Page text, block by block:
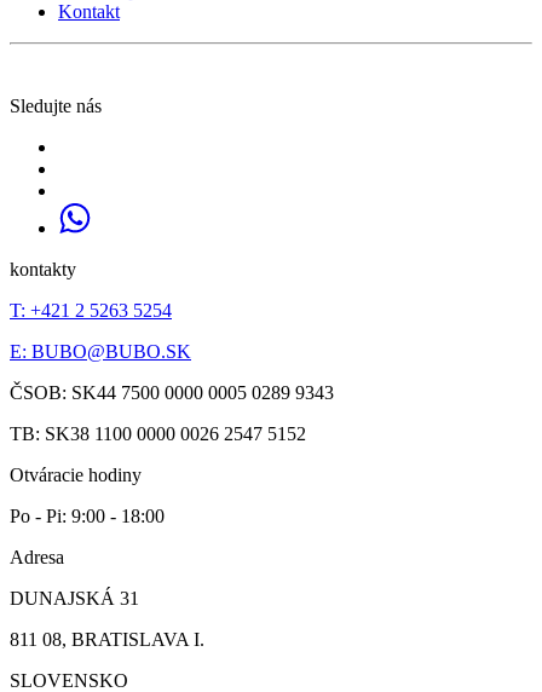
Kontakt
Sledujte nás
kontakty
T: +421 2 5263 5254
E: BUBO@BUBO.SK
ČSOB: SK44 7500 0000 0005 0289 9343
TB: SK38 1100 0000 0026 2547 5152
Otváracie hodiny
Po - Pi: 9:00 - 18:00
Adresa
DUNAJSKÁ 31
811 08, BRATISLAVA I.
SLOVENSKO